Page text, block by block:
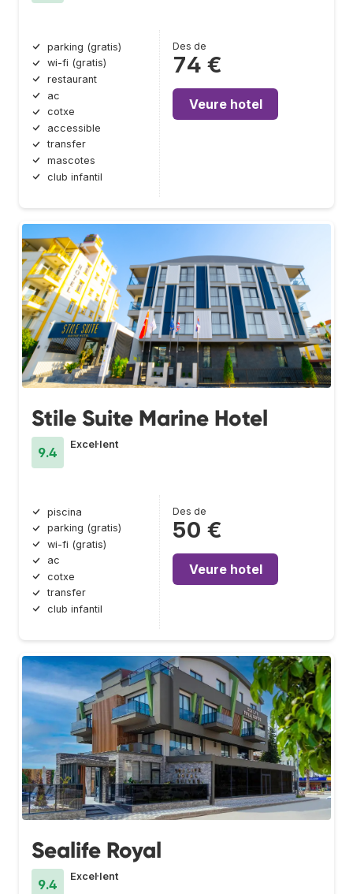
parking (gratis)
wi-fi (gratis)
restaurant
ac
cotxe
accessible
transfer
mascotes
club infantil
Des de
74 €
Veure hotel
Stile Suite Marine Hotel
9.4
Excel·lent
piscina
parking (gratis)
wi-fi (gratis)
ac
cotxe
transfer
club infantil
Des de
50 €
Veure hotel
Sealife Royal
9.4
Excel·lent